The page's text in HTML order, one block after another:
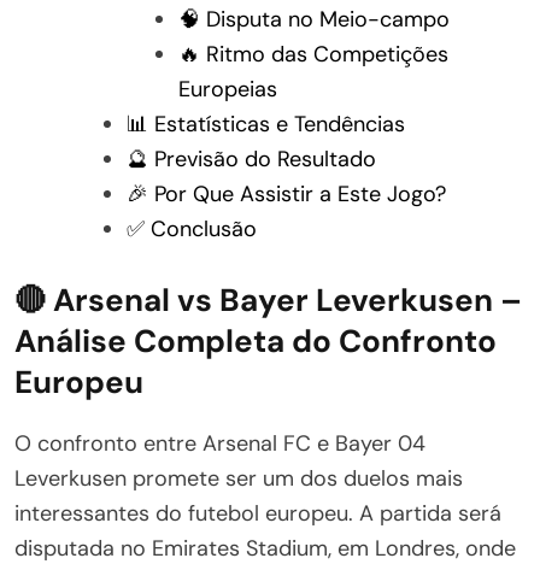
🧠 Disputa no Meio-campo
🔥 Ritmo das Competições
Europeias
📊 Estatísticas e Tendências
🔮 Previsão do Resultado
🎉 Por Que Assistir a Este Jogo?
✅ Conclusão
🔴 Arsenal vs Bayer Leverkusen –
Análise Completa do Confronto
Europeu
O confronto entre Arsenal FC e Bayer 04
Leverkusen promete ser um dos duelos mais
interessantes do futebol europeu. A partida será
disputada no Emirates Stadium, em Londres, onde